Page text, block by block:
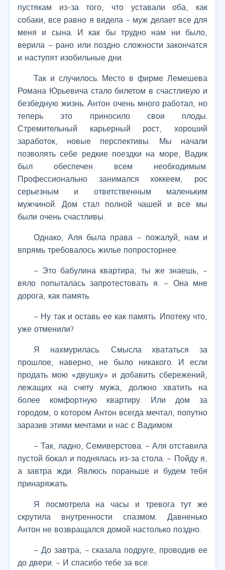
пустякам из-за того, что уставали оба, как
собаки, все равно я видела – муж делает все для
меня и сына. И как бы трудно нам ни было,
верила – рано или поздно сложности закончатся
и наступят изобильные дни.
Так и случилось. Место в фирме Лемешева
Романа Юрьевича стало билетом в счастливую и
безбедную жизнь. Антон очень много работал, но
теперь это приносило свои плоды.
Стремительный карьерный рост, хороший
заработок, новые перспективы. Мы начали
позволять себе редкие поездки на море, Вадик
был обеспечен всем необходимым.
Профессионально занимался хоккеем, рос
серьезным и ответственным маленьким
мужчиной. Дом стал полной чашей и все мы
были очень счастливы.
Однако, Аля была права – пожалуй, нам и
впрямь требовалось жилье попросторнее.
– Это бабулина квартира, ты же знаешь, –
вяло попыталась запротестовать я. – Она мне
дорога, как память.
– Ну так и оставь ее как память. Ипотеку что,
уже отменили?
Я нахмурилась. Смысла хвататься за
прошлое, наверно, не было никакого. И если
продать мою «двушку» и добавить сбережений,
лежащих на счету мужа, должно хватить на
более комфортную квартиру. Или дом за
городом, о котором Антон всегда мечтал, попутно
заразив этими мечтами и нас с Вадимом.
– Так, ладно, Семиверстова. – Аля отставила
пустой бокал и поднялась из-за стола. – Пойду я,
а завтра жди. Явлюсь пораньше и будем тебя
принаряжать.
Я посмотрела на часы и тревога тут же
скрутила внутренности спазмом. Давненько
Антон не возвращался домой настолько поздно.
– До завтра, – сказала подруге, проводив ее
до двери. – И спасибо тебе за все.